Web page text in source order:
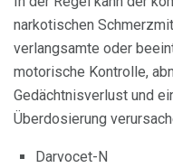
narkotischen
verlangsamte oder
motorische Kontrolle,
Gedächtnisverlust und
Überdosierung
Darvocet-N